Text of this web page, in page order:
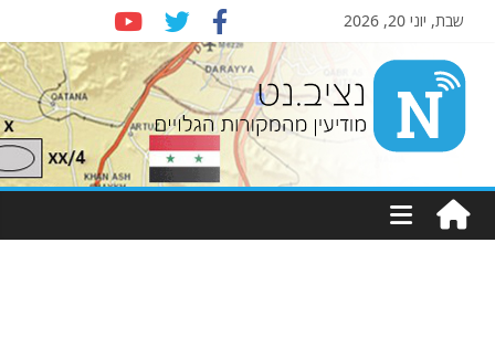
שבת, יוני 20, 2026
Nziv.net
מודיעין
מהמקורות